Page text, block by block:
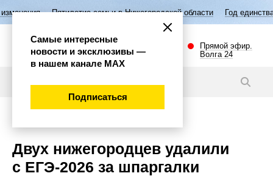
семьи в Нижегородской области Год единства народов
Прямой эфир.
Волга 24
Двух нижегородцев удалили
с ЕГЭ-2026 за шпаргалки
Самые интересные
новости и эксклюзивы —
в нашем канале МАХ
Подписаться